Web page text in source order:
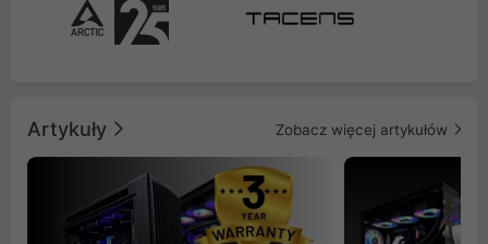
Artykuły Zobacz więcej artykułów